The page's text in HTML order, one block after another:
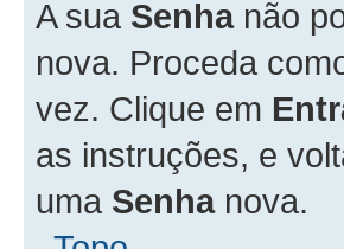
A sua Senhanão
nova. Proceda
vez. Clique em
as instruções, e
uma Senhanova.